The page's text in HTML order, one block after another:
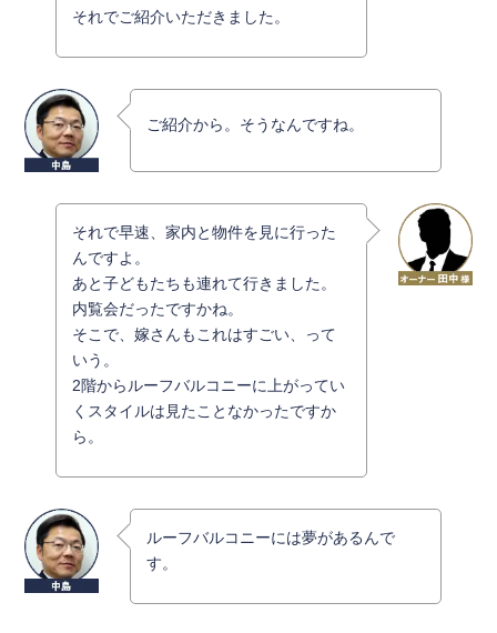
それでご紹介いただきました。
ご紹介から。そうなんですね。
それで早速、家内と物件を見に行った
んですよ。
あと子どもたちも連れて行きました。
内覧会だったですかね。
そこで、嫁さんもこれはすごい、って
いう。
2階からルーフバルコニーに上がってい
くスタイルは見たことなかったですか
ら。
ルーフバルコニーには夢があるんで
す。